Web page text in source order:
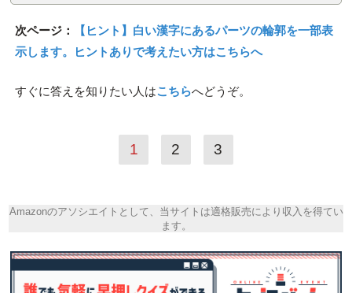
次ページ：
【ヒント】白い漢字にあるパーツの輪郭を一部表
示します。ヒントありで考えたい方はこちらへ
すぐに答えを知りたい人はこちらへどうぞ。
1 2 3
Amazonのアソシエイトとして、当サイトは適格販売により収入を得てい
ます。